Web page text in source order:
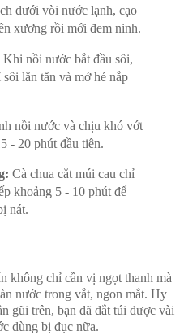
dưới vòi nước lạnh, cạo
xương rồi mới đem ninh.
Khi nồi nước bắt đầu sôi,
lăn tăn và mở hé nắp
nồi nước và chịu khó vớt
- 20 phút đầu tiên.
Cà chua cắt múi cau chỉ
khoảng 5 - 10 phút để
nát.
không chỉ cần vị ngọt thanh mà
nước trong vắt, ngon mắt. Hy
gũi trên, bạn đã dắt túi được vài
dùng bị đục nữa.